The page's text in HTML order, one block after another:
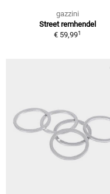
gazzini
Street remhendel
€ 59,991